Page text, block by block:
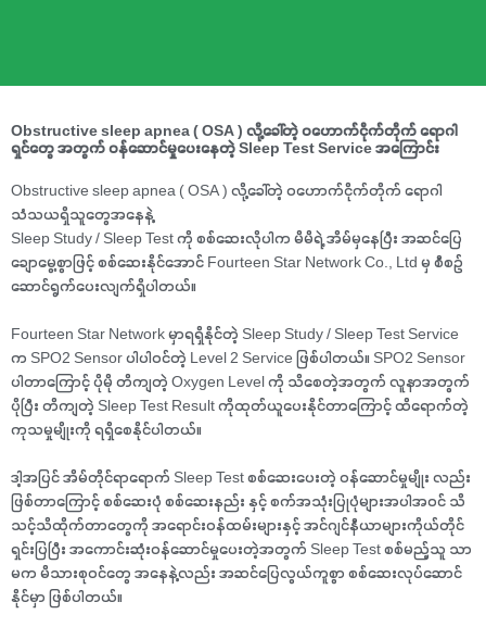
Obstructive sleep apnea ( OSA ) လို့ခေါ်တဲ့ ဝဟောက်ငိုက်တိုက် ရောဂါ
ရှင်တွေ အတွက် ဝန်ဆောင်မှုပေးနေတဲ့ Sleep Test Service အကြောင်း
Obstructive sleep apnea ( OSA ) လို့ခေါ်တဲ့ ဝဟောက်ငိုက်တိုက် ရောဂါ
သံသယရှိသူတွေအနေနဲ့
Sleep Study / Sleep Test ကို စစ်ဆေးလိုပါက မိမိရဲ့ အိမ်မှနေပြီး အဆင်ပြေ
ချောမွေ့စွာဖြင့် စစ်ဆေးနိုင်အောင် Fourteen Star Network Co., Ltd မှ စီစဥ်
ဆောင်ရွက်ပေးလျက်ရှိပါတယ်။
Fourteen Star Network မှာရရှိနိုင်တဲ့ Sleep Study / Sleep Test Service
က SPO2 Sensor ပါပါဝင်တဲ့ Level 2 Service ဖြစ်ပါတယ်။ SPO2 Sensor
ပါတာကြောင့် ပိုမို တိကျတဲ့ Oxygen Level ကို သိစေတဲ့အတွက် လူနာအတွက်
ပိုပြီး တိကျတဲ့ Sleep Test Result ကိုထုတ်ယူပေးနိုင်တာကြောင့် ထိရောက်တဲ့
ကုသမှုမျိုးကို ရရှိစေနိုင်ပါတယ်။
ဒါ့အပြင် အိမ်တိုင်ရာရောက် Sleep Test စစ်ဆေးပေးတဲ့ ဝန်ဆောင်မှုမျိုး လည်း
ဖြစ်တာကြောင့် စစ်ဆေးပုံ စစ်ဆေးနည်း နှင့် စက်အသုံးပြုပုံများအပါအဝင် သိ
သင့်သိထိုက်တာတွေကို အရောင်းဝန်ထမ်းများနှင့် အင်ဂျင်နီယာများကိုယ်တိုင်
ရှင်းပြပြီး အကောင်းဆုံးဝန်ဆောင်မှုပေးတဲ့အတွက် Sleep Test စစ်မည့်သူ သာ
မက မိသားစုဝင်တွေ အနေနဲ့လည်း အဆင်ပြေလွယ်ကူစွာ စစ်ဆေးလုပ်ဆောင်
နိုင်မှာ ဖြစ်ပါတယ်။